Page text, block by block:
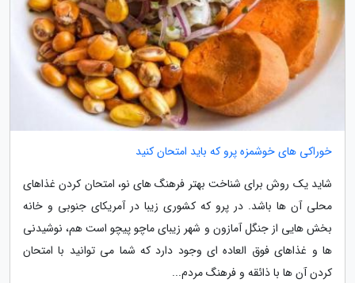
خوراکی های خوشمزه پرو که باید امتحان کنید
شاید یک روش برای شناخت بهتر فرهنگ های نو، امتحان کردن غذاهای
محلی آن ها باشد. در پرو که کشوری زیبا در آمریکای جنوبی و خانه
بخش هایی از جنگل آمازون و شهر زیبای ماچو پیچو است هم، نوشیدنی
ها و غذاهای فوق العاده ای وجود دارد که شما می توانید با امتحان
کردن آن ها با ذائقه و فرهنگ مردم...